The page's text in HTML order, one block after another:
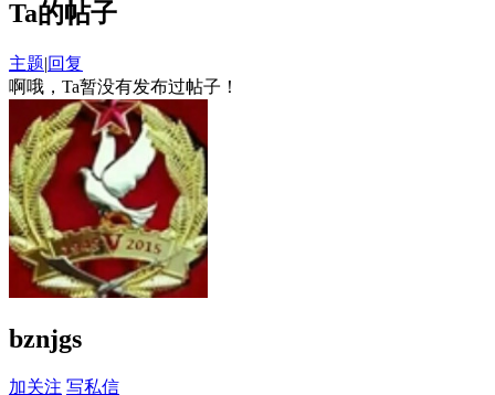
Ta的帖子
主题|回复
啊哦，Ta暂没有发布过帖子！
bznjgs
加关注 写私信